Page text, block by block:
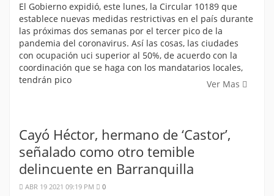
El Gobierno expidió, este lunes, la Circular 10189 que
establece nuevas medidas restrictivas en el país durante
las próximas dos semanas por el tercer pico de la
pandemia del coronavirus. Así las cosas, las ciudades
con ocupación uci superior al 50%, de acuerdo con la
coordinación que se haga con los mandatarios locales,
tendrán pico
Ver Mas
Cayó Héctor, hermano de ‘Castor’,
señalado como otro temible
delincuente en Barranquilla
ABR 19 2021 09:19 PM 0